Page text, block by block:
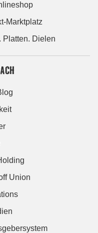
Marktplatz
Platten. Dielen
Union